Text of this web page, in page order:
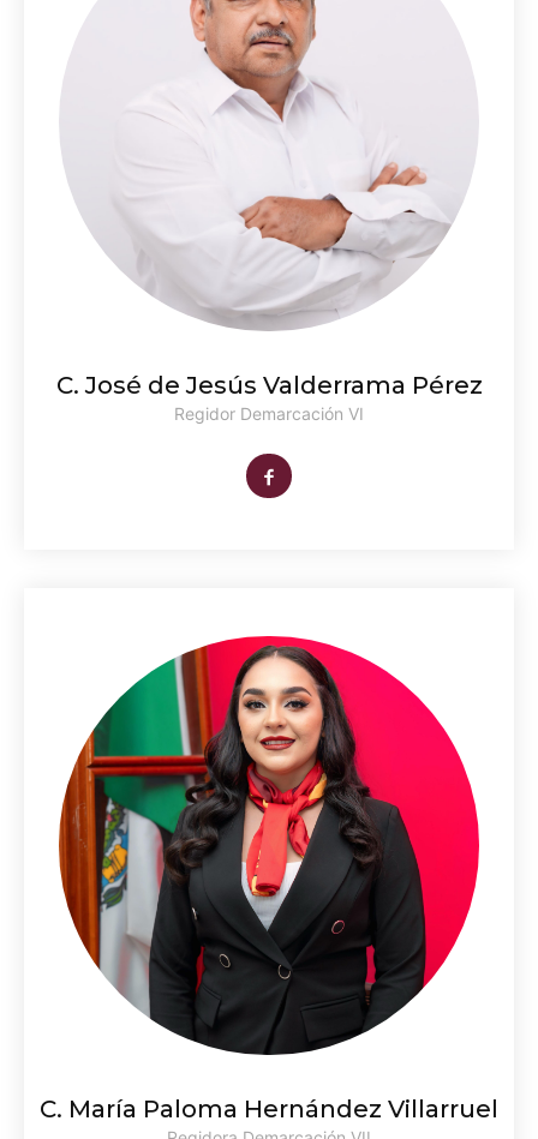
C. José de Jesús Valderrama Pérez
Regidor Demarcación VI
C. María Paloma Hernández Villarruel